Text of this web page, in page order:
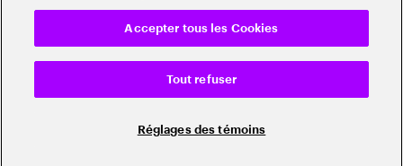
Réglages des témoins
Tout refuser
Accepter tous les Cookies